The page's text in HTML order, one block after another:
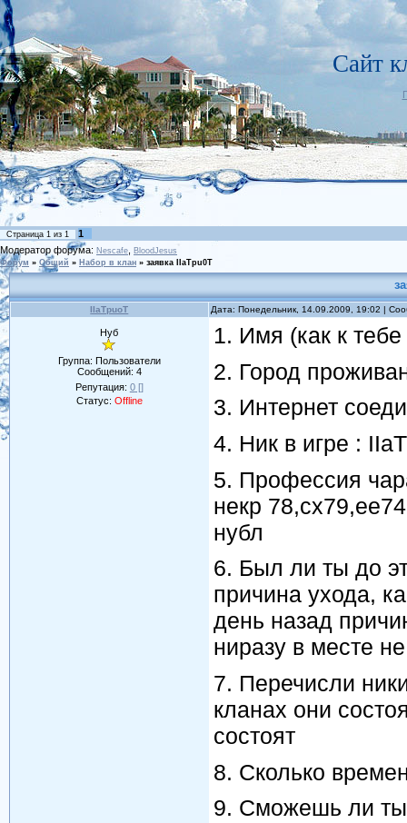
Сайт
Страница 1 из 1
1
Модератор форума: Nescafe
BloodJesus
Форум » Общий » Набор в клан » заявка IIaTpu0T
IIaTpuoT Дата: Понедельник, 14.09.2009, 19:02 |
Нуб
Группа: Пользователи
Сообщений: 4
Репутация: 0[]
Статус: Offline
1. Имя (как к
2. Город
3. Интернет
4. Ник в игре :
5. Профессия
некр
нубл
6. Был ли ты до
причина ухода,
день назад
ниразу в месте
7. Перечисли
кланах они
состоят
8. Сколько
9. Сможешь ли ты